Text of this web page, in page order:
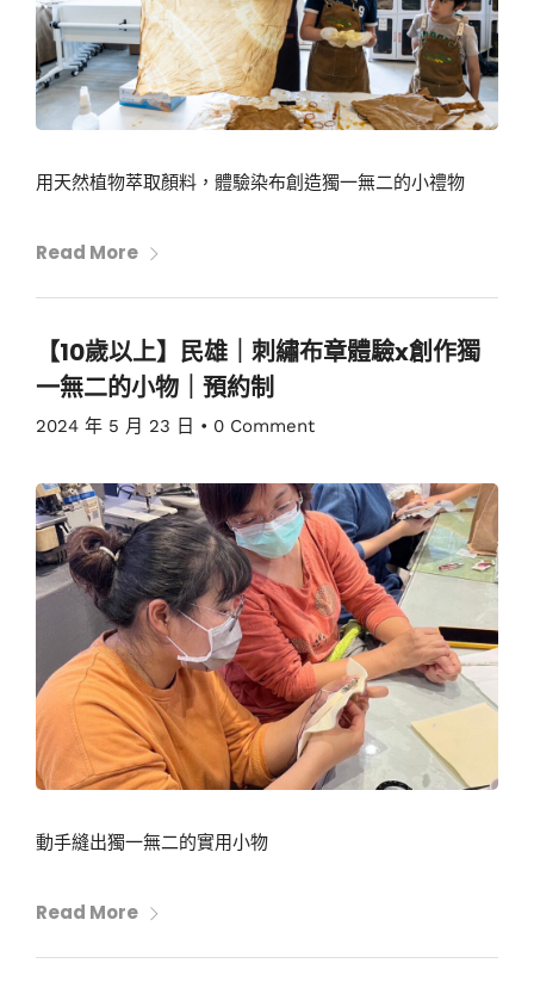
用天然植物萃取顏料，體驗染布創造獨一無二的小禮物
Read More
【10歲以上】民雄｜刺繡布章體驗x創作獨
一無二的小物｜預約制
2024 年 5 月 23 日 • 0 Comment
動手縫出獨一無二的實用小物
Read More